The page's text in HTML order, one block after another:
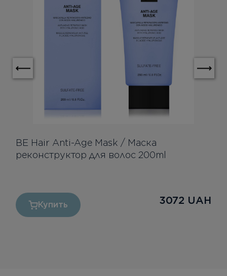
BE Hair Anti-Age Mask / Маска
реконструктор для волос 200ml
3072 UAH
Купить